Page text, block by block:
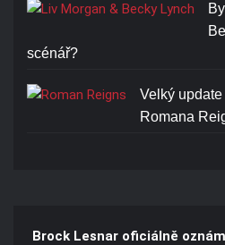
scénář?
Velký
Romana
Brock Lesnar oficiálně